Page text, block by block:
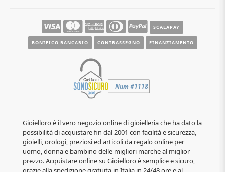
SCALAPAY
BONIFICO BANCARIO CONTRASSEGNO FINANZIAMENTO
Gioielloro è il vero negozio online di gioielleria che ha dato la
possibilità di acquistare fin dal 2001 con facilità e sicurezza,
gioielli, orologi, preziosi ed articoli da regalo online per
uomo, donna e bambino delle migliori marche al miglior
prezzo. Acquistare online su Gioielloro è semplice e sicuro,